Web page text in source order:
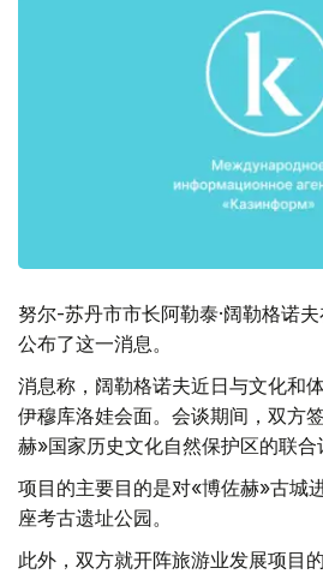
努尔-苏丹市市长阿勒泰·阔勒格诺
公布了这一消息。
消息称，阔勒格诺夫近日与文化和
伊穆库洛娃会面。会谈期间，双方
赫»国家历史文化自然保护区的联合
项目的主要目的是对«博佐赫»古城
座考古遗址公园。
此外，双方就开阵旅游业发展项目